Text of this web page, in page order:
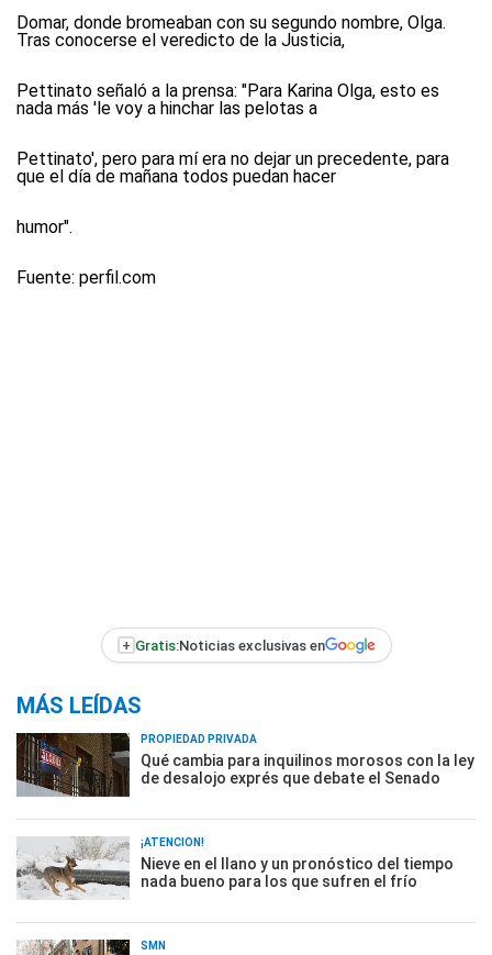
Domar, donde bromeaban con su segundo nombre, Olga.
Tras conocerse el veredicto de la Justicia,
Pettinato señaló a la prensa: "Para Karina Olga, esto es
nada más 'le voy a hinchar las pelotas a
Pettinato', pero para mí era no dejar un precedente, para
que el día de mañana todos puedan hacer
humor".
Fuente: perfil.com
+ Gratis:Noticias exclusivas en
MÁS LEÍDAS
PROPIEDAD PRIVADA
Qué cambia para inquilinos morosos con la ley
de desalojo exprés que debate el Senado
¡ATENCIÓN!
Nieve en el llano y un pronóstico del tiempo
nada bueno para los que sufren el frío
SMN